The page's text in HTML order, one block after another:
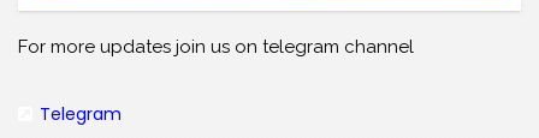
For more updates join us on telegram channel
Telegram